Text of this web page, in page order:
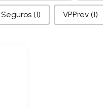
Seguros (1) VPPrev (1)